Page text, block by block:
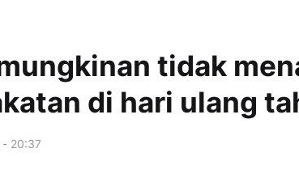
tidak
di hari ulang
- 20:37